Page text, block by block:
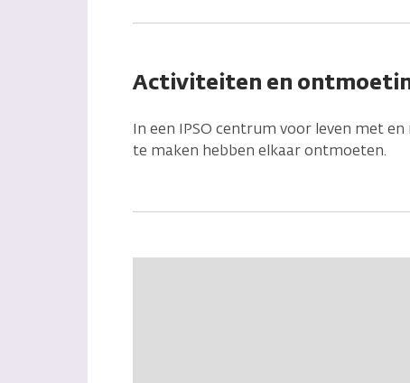
Activiteiten en
In een IPSO centrum voor leven met
te maken hebben elkaar ontmoeten.